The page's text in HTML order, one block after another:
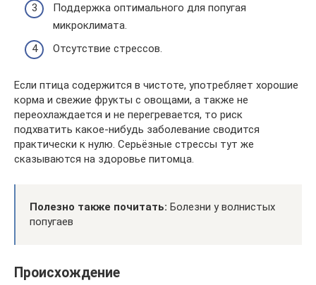
Поддержка оптимального для попугая
микроклимата.
Отсутствие стрессов.
Если птица содержится в чистоте, употребляет хорошие
корма и свежие фрукты с овощами, а также не
переохлаждается и не перегревается, то риск
подхватить какое-нибудь заболевание сводится
практически к нулю. Серьёзные стрессы тут же
сказываются на здоровье питомца.
Полезно также почитать: Болезни у волнистых
попугаев
Происхождение